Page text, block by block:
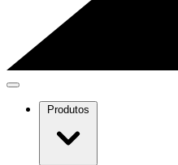
Produtos